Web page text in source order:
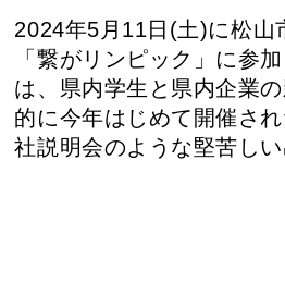
2024年5月11日(土)に松山
「繋がリンピック」に参
は、県内学生と県内企業
的に今年はじめて開催さ
社説明会のような堅苦し